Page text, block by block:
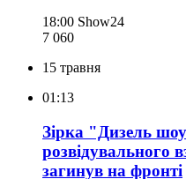
18:00 Show24
7 060
15 травня
01:13
Зірка "Дизель
розвідувального
загинув на фронті